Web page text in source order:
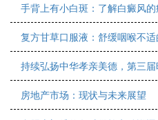
手背上有小白斑：了解白癜风
复方甘草口服液：舒缓咽喉不
持续弘扬中华孝亲美德，第三
房地产市场：现状与未来展望